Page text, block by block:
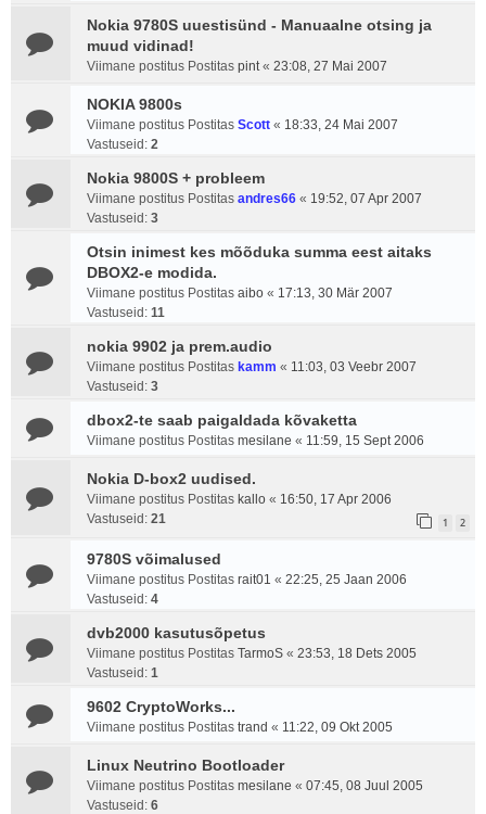
Nokia 9780S uuestisünd - Manuaalne otsing ja
muud vidinad!
Viimane postitus Postitas pint« 23:08, 27 Mai 2007
NOKIA 9800s
Viimane postitus Postitas Scott « 18:33, 24 Mai 2007
Vastuseid: 2
Nokia 9800S + probleem
Viimane postitus Postitas andres66 « 19:52, 07 Apr 2007
Vastuseid: 3
Otsin inimest kes mõõduka summa eest aitaks
DBOX2-e modida.
Viimane postitus Postitas aibo « 17:13, 30 Mär 2007
Vastuseid: 11
nokia 9902 ja prem.audio
Viimane postitus Postitas kamm « 11:03, 03 Veebr 2007
Vastuseid: 3
dbox2-te saab paigaldada kõvaketta
Viimane postitus Postitas mesilane « 11:59, 15 Sept 2006
Nokia D-box2 uudised.
Viimane postitus Postitas kallo « 16:50, 17 Apr 2006
Vastuseid: 21 1 2
9780S võimalused
Viimane postitus Postitas rait01 « 22:25, 25 Jaan 2006
Vastuseid: 4
dvb2000 kasutusõpetus
Viimane postitus Postitas TarmoS « 23:53, 18 Dets 2005
Vastuseid: 1
9602 CryptoWorks...
Viimane postitus Postitas trand « 11:22, 09 Okt 2005
Linux Neutrino Bootloader
Viimane postitus Postitas mesilane « 07:45, 08 Juul 2005
Vastuseid: 6